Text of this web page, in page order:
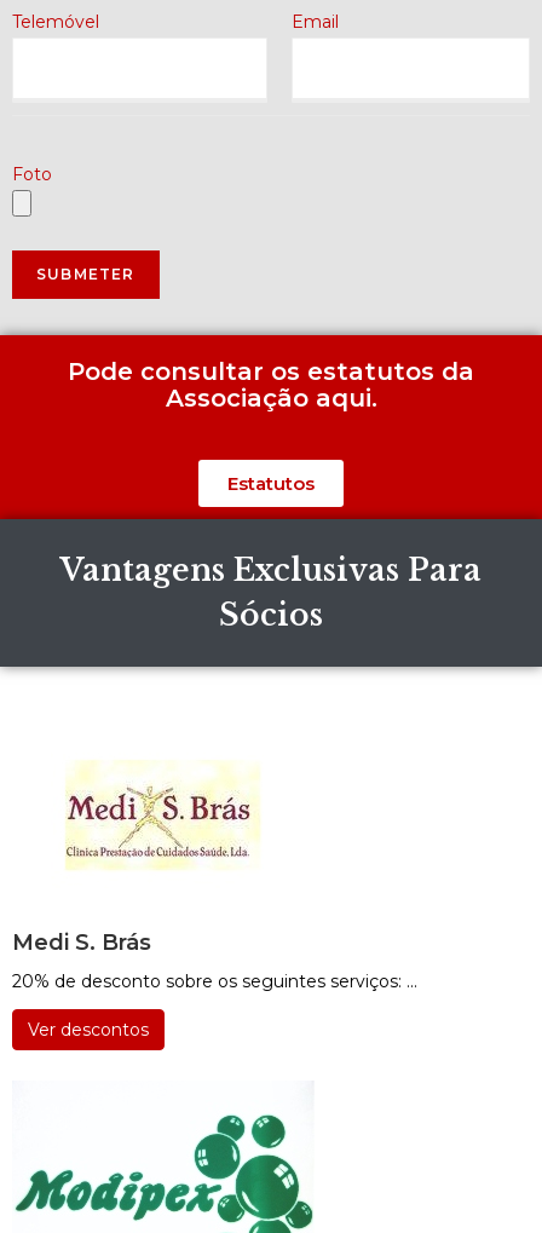
Telemóvel Email
Foto
Pode consultar os estatutos da
Associação aqui.
Estatutos
Vantagens Exclusivas Para
Sócios
Medi S. Brás
20% de desconto sobre os seguintes serviços: ...
Ver descontos